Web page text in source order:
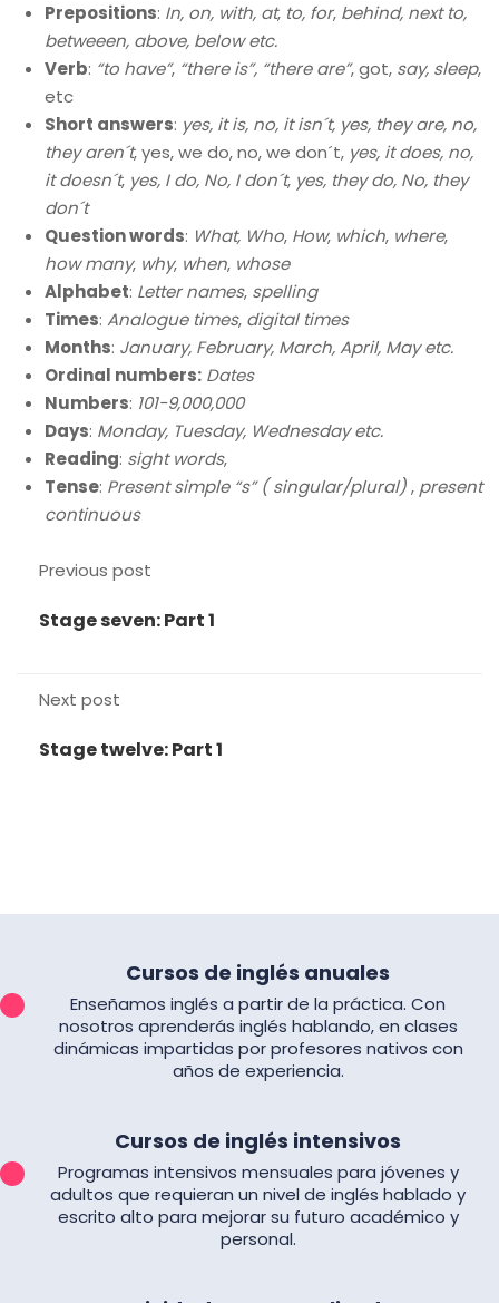
Prepositions: In, on, with, at, to, for, behind, next to,
betweeen, above, below etc.
Verb: “to have”, “there is”, “there are”, got, say, sleep,
etc
Short answers: yes, it is, no, it isn´t, yes, they are, no,
they aren´t, yes, we do, no, we don´t, yes, it does, no,
it doesn´t, yes, I do, No, I don´t, yes, they do, No, they
don´t
Question words: What, Who, How, which, where,
how many, why, when, whose
Alphabet: Letter names, spelling
Times: Analogue times, digital times
Months: January, February, March, April, May etc.
Ordinal numbers: Dates
Numbers: 101-9,000,000
Days: Monday, Tuesday, Wednesday etc.
Reading: sight words,
Tense: Present simple “s” ( singular/plural), present
continuous
Previous post
Stage seven: Part 1
Next post
Stage twelve: Part 1
Cursos de inglés anuales
Enseñamos inglés a partir de la práctica. Con
nosotros aprenderás inglés hablando, en clases
dinámicas impartidas por profesores nativos con
años de experiencia.
Cursos de inglés intensivos
Programas intensivos mensuales para jóvenes y
adultos que requieran un nivel de inglés hablado y
escrito alto para mejorar su futuro académico y
personal.